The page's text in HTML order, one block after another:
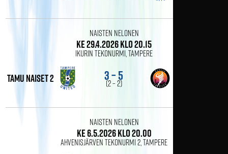
Naisten Nelonen
ke 29.4.2026 klo 20.15
Ikurin tekonurmi, Tampere
tamu naiset 2 3 – 5
(2 – 2)
Naisten Nelonen
ke 6.5.2026 klo 20.00
Ahvenisjärven tekonurmi 2, Tampere